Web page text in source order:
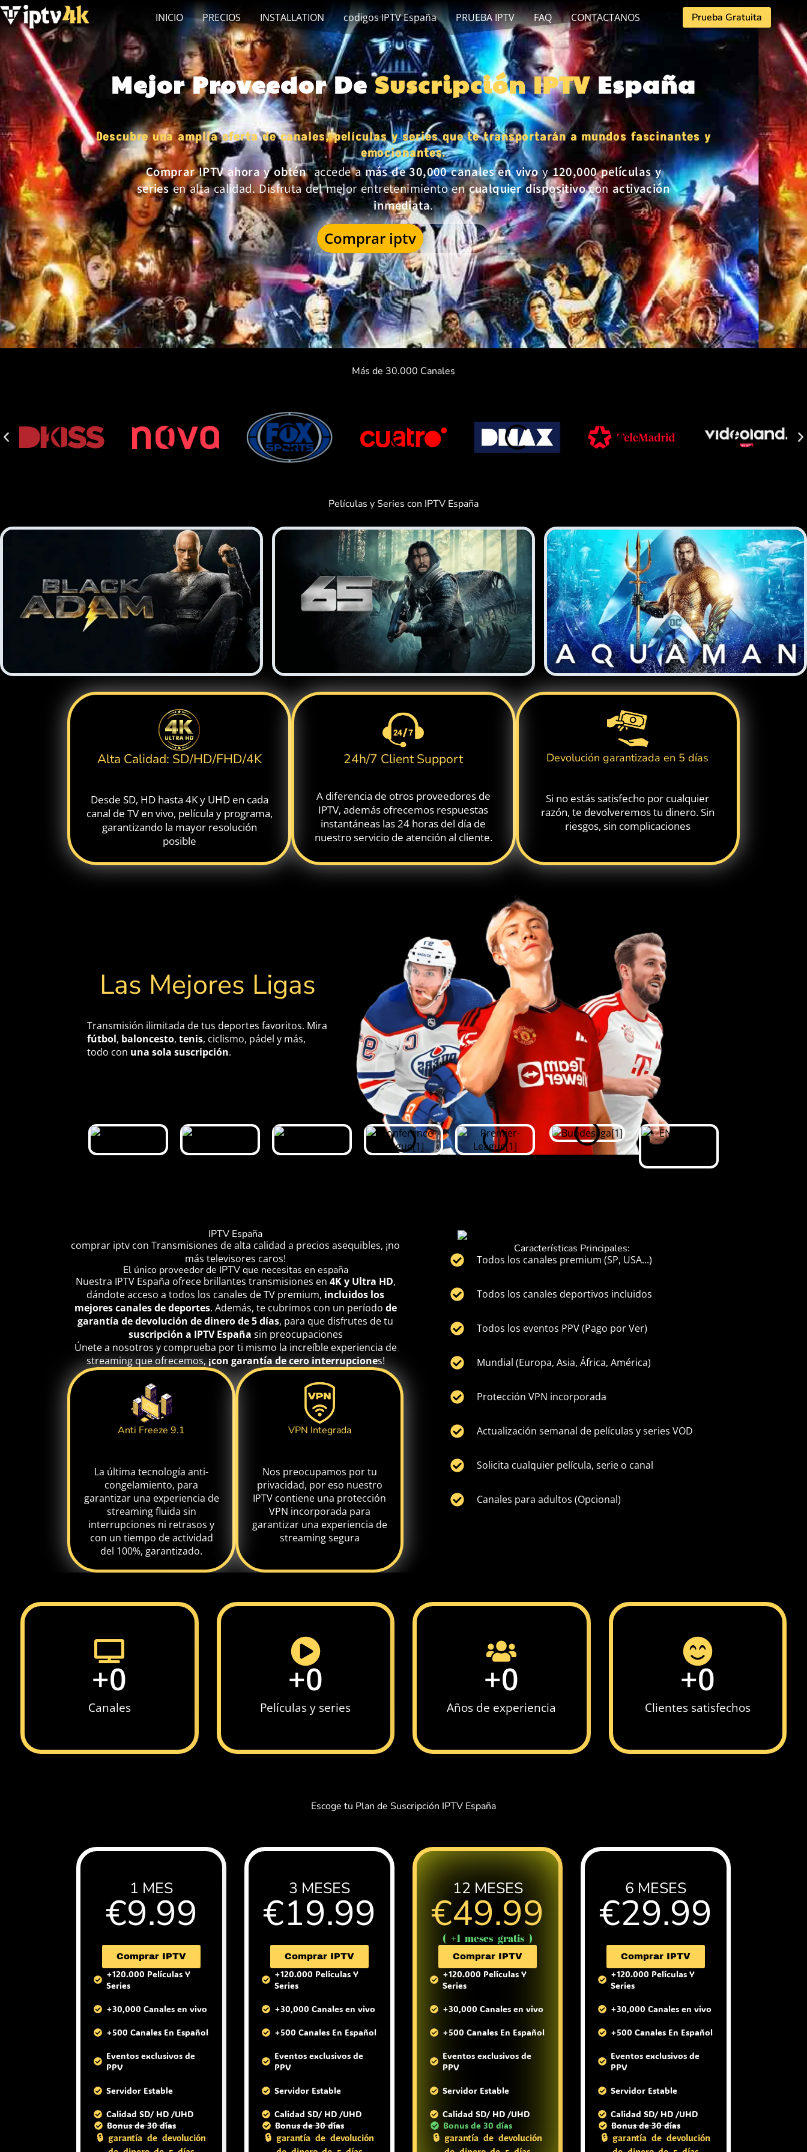
INICIO PRECIOS INSTALLATION codigos IPTV España PRUEBA IPTV FAQ CONTACTANOS Prueba Gratuita
Mejor Proveedor DeSuscripción IPTVEspaña
Descubre una amplia oferta de canales, películas y series que te transportarán a mundos fascinantes y
emocionantes.
Comprar IPTV ahora y obténaccede amás de 30,000 canales en vivoy120,000 películas y
seriesen alta calidad. Disfruta del mejor entretenimiento encualquier dispositivocon activación
inmediata.
Comprar iptv
Más de 30.000 Canales
Películas y Series con IPTV España
Alta Calidad: SD/HD/FHD/4K
Desde SD, HD hasta 4K y UHD en cada
canal de TV en vivo, película y programa,
garantizando la mayor resolución
posible
24h/7 Client Support
A diferencia de otros proveedores de
IPTV, además ofrecemos respuestas
instantáneas las 24 horas del día de
nuestro servicio de atención al cliente.
Devolución garantizada en 5 días
Si no estás satisfecho por cualquier
razón, te devolveremos tu dinero. Sin
riesgos, sin complicaciones
Las Mejores Ligas
Transmisión ilimitada de tus deportes favoritos. Mira
fútbol, ​​ baloncesto, tenis, ciclismo, pádel y más,
todo con una sola suscripción.
IPTV España
comprar iptv con Transmisiones de alta calidad a precios asequibles, ¡no
más televisores caros!
El único proveedor de IPTV que necesitas en españa
Nuestra IPTV España ofrece brillantes transmisiones en 4K y Ultra HD,
dándote acceso a todos los canales de TV premium, incluidos los
mejores canales de deportes. Además, te cubrimos con un período de
garantía de devolución de dinero de 5 días, para que disfrutes de tu
suscripción a IPTV España sin preocupaciones
Únete a nosotros y comprueba por ti mismo la increíble experiencia de
streaming que ofrecemos,¡con garantía de cero interrupciones!
Anti Freeze 9.1
La última tecnología anti-
congelamiento, para
garantizar una experiencia de
streaming fluida sin
interrupciones ni retrasos y
con un tiempo de actividad
del 100%, garantizado.
VPN Integrada
Nos preocupamos por tu
privacidad, por eso nuestro
IPTV contiene una protección
VPN incorporada para
garantizar una experiencia de
streaming segura
Características Principales:
Todos los canales premium (SP, USA...)
Todos los canales deportivos incluidos
Todos los eventos PPV (Pago por Ver)
Mundial (Europa, Asia, África, América)
Protección VPN incorporada
Actualización semanal de películas y series VOD
Solicita cualquier película, serie o canal
Canales para adultos (Opcional)
Canales
+0
Películas y series
+0
Años de experiencia
+0
Clientes satisfechos
+0
Escoge tu Plan de Suscripción IPTV España
1 MES
€9.99
Comprar IPTV
+120.000 Películas Y
Series
+30,000 Canales en vivo
+500 Canales En Español
Eventos exclusivos de
PPV
Servidor Estable
Calidad SD/ HD /UHD
Bonus de 30 días
🔒 garantía de devolución
3 MESES
€19.99
Comprar IPTV
+120.000 Películas Y
Series
+30,000 Canales en vivo
+500 Canales En Español
Eventos exclusivos de
PPV
Servidor Estable
Calidad SD/ HD /UHD
Bonus de 30 días
🔒 garantía de devolución
12 MESES
€49.99
( +1 meses gratis )
Comprar IPTV
+120.000 Películas Y
Series
+30,000 Canales en vivo
+500 Canales En Español
Eventos exclusivos de
PPV
Servidor Estable
Calidad SD/ HD /UHD
Bonus de 30 días
🔒 garantía de devolución
6 MESES
€29.99
Comprar IPTV
+120.000 Películas Y
Series
+30,000 Canales en vivo
+500 Canales En Español
Eventos exclusivos de
PPV
Servidor Estable
Calidad SD/ HD /UHD
Bonus de 30 días
🔒 garantía de devolución